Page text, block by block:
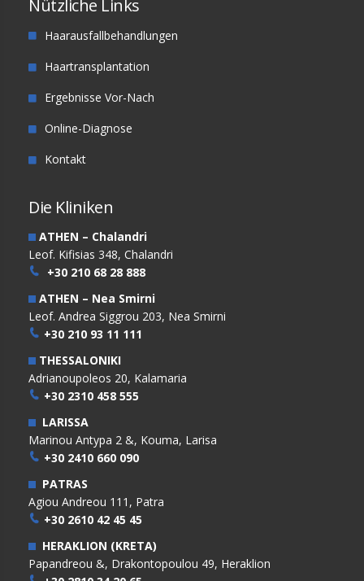
Nützliche Links
Haarausfallbehandlungen
Haartransplantation
Ergebnisse Vor-Nach
Online-Diagnose
Kontakt
Die Kliniken
ATHEN – Chalandri
Leof. Kifisias 348, Chalandri
+30 210 68 28 888
ATHEN – Nea Smirni
Leof. Andrea Siggrou 203, Nea Smirni
+30 210 93 11 111
THESSALONIKI
Adrianoupoleos 20, Kalamaria
+30 2310 458 555
LARISSA
Marinou Antypa 2 &, Kouma, Larisa
+30 2410 660 090
PATRAS
Agiou Andreou 111, Patra
+30 2610 42 45 45
HERAKLION (KRETA)
Papandreou &, Drakontopoulou 49, Heraklion